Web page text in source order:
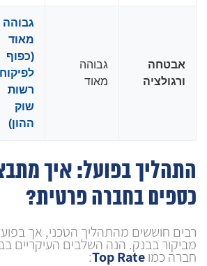
אבטחה
ורגולציה
גבוהה
מאוד
גבוהה
מאוד
(כפוף
לפיקוח
רשות
שוק
ההון)
התהליך בפועל: איך
כספים בחברה פרטית?
רבים חוששים מהתהליך הטכני, אך
מביקור בבנק. הנה השלבים העיקריים
חברה כמוTop Rate
: